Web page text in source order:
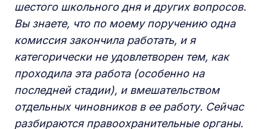
шестого школьного дня и других вопросов.
Вы знаете, что по моему поручению одна
комиссия закончила работать, и я
категорически не удовлетворен тем, как
проходила эта работа (особенно на
последней стадии), и вмешательством
отдельных чиновников в ее работу. Сейчас
разбираются правоохранительные органы.